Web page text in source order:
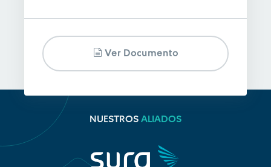
Ver Documento
NUESTROS ALIADOS